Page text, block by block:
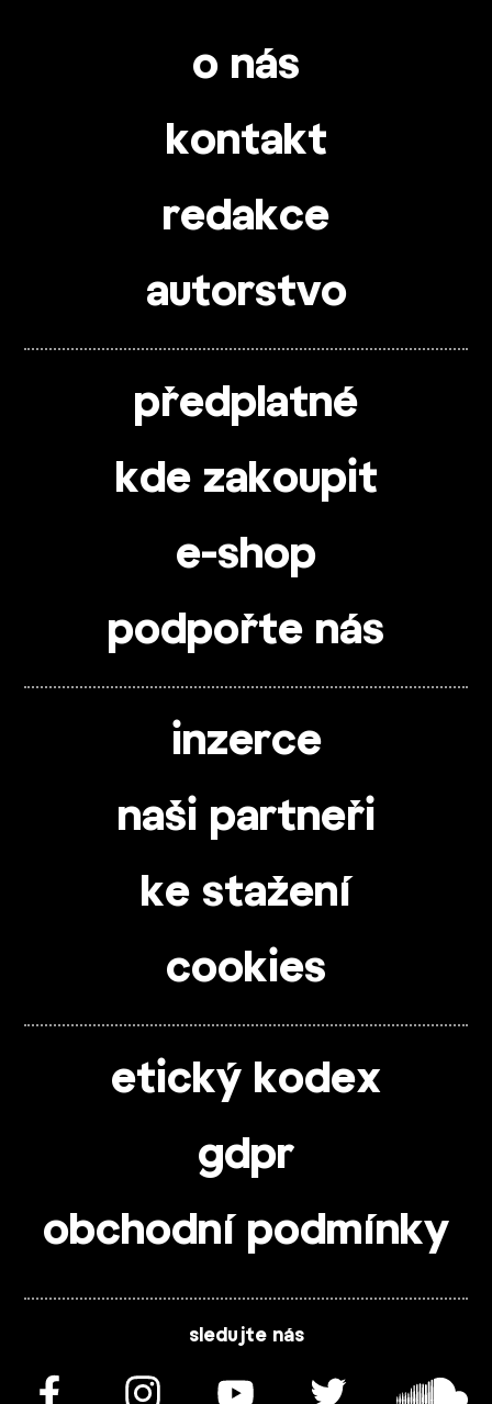
o nás
kontakt
redakce
autorstvo
předplatné
kde zakoupit
e-shop
podpořte nás
inzerce
naši partneři
ke stažení
cookies
etický kodex
gdpr
obchodní podmínky
sledujte nás